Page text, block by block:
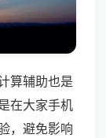
算辅助也是
在大家手机
，避免影响